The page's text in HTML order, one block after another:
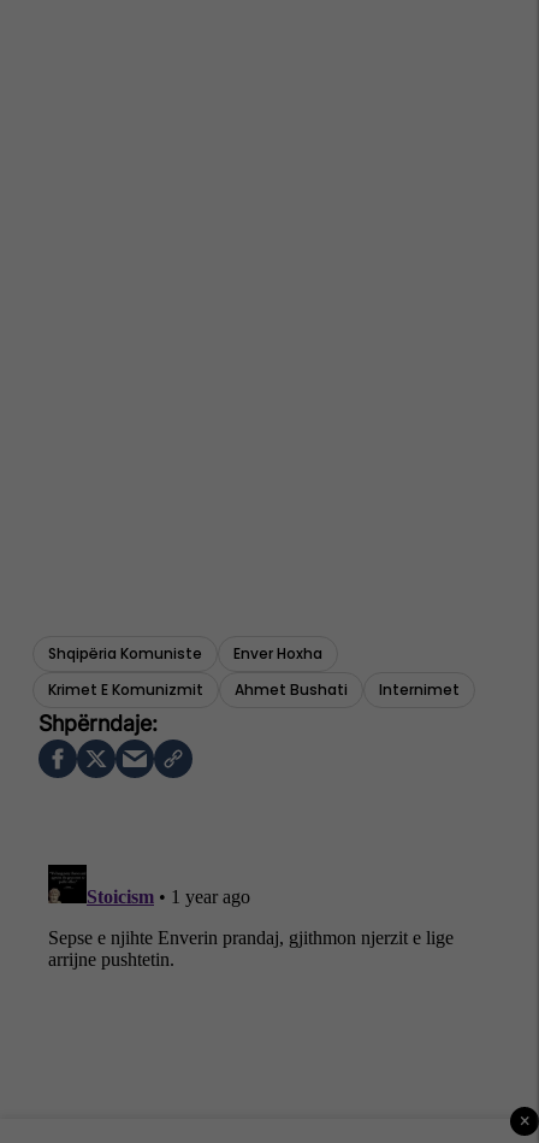
Shqipëria Komuniste
Enver Hoxha
Krimet E Komunizmit
Ahmet Bushati Internimet
×